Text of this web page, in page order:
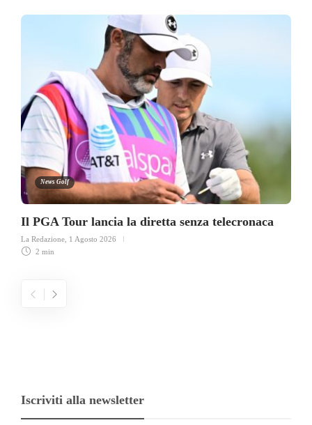
News Golf
Il PGA Tour lancia la diretta senza telecronaca
La Redazione 1 Agosto 2026
2 min
Iscriviti alla newsletter